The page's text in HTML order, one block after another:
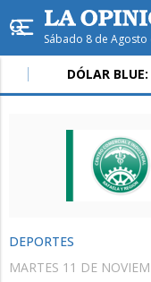
Sábado 8 de Agosto
Hoy enRafaela
DÓLAR BLUE:
DEPORTES
MARTES 11 DE